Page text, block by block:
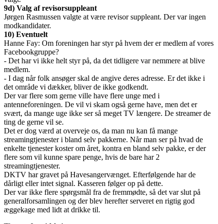
9d) Valg af revisorsuppleant
Jørgen Rasmussen valgte at være revisor suppleant. Der var ingen
modkandidater.
10) Eventuelt
Hanne Fay: Om foreningen har styr på hvem der er medlem af vores
Facebookgruppe?
- Det har vi ikke helt styr på, da det tidligere var nemmere at blive
medlem.
- I dag når folk ansøger skal de angive deres adresse. Er det ikke i
det område vi dækker, bliver de ikke godkendt.
Der var flere som gerne ville have flere unge med i
antenneforeningen. De vil vi skam også gerne have, men det er
svært, da mange uge ikke ser så meget TV længere. De streamer de
ting de gerne vil se.
Det er dog værd at overveje os, da man nu kan få mange
streamingtjenester i bland selv pakkerne. Når man ser på hvad de
enkelte tjenester koster om året, kontra en bland selv pakke, er der
flere som vil kunne spare penge, hvis de bare har 2
streamingtjenester.
DKTV har gravet på Havesangervænget. Efterfølgende har de
dårligt eller intet signal. Kasseren følger op på dette.
Der var ikke flere spørgsmål fra de fremmødte, så det var slut på
generalforsamlingen og der blev herefter serveret en rigtig god
æggekage med lidt at drikke til.